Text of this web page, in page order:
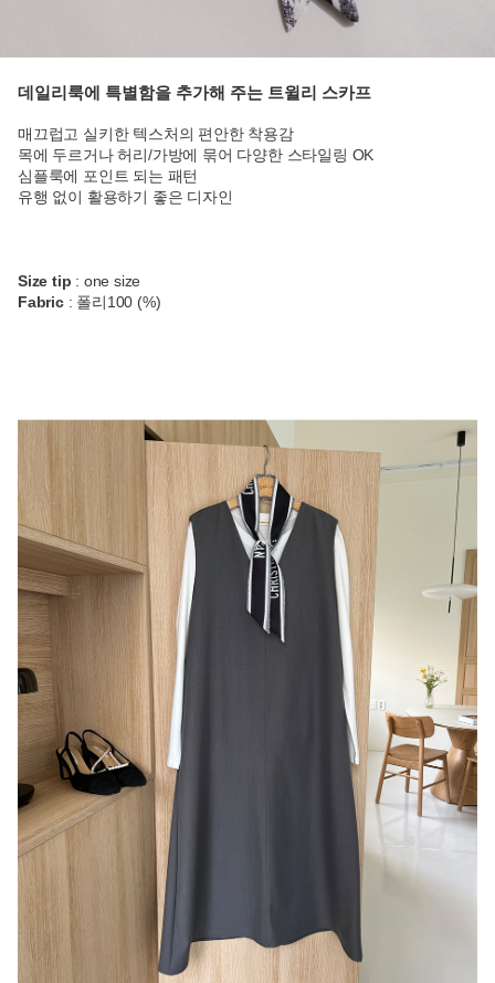
데일리룩에 특별함을 추가해 주는 트윌리 스카프
매끄럽고 실키한 텍스처의 편안한 착용감
목에 두르거나 허리/가방에 묶어 다양한 스타일링 OK
심플룩에 포인트 되는 패턴
유행 없이 활용하기 좋은 디자인
Size tip : one size
Fabric: 폴리100 (%)